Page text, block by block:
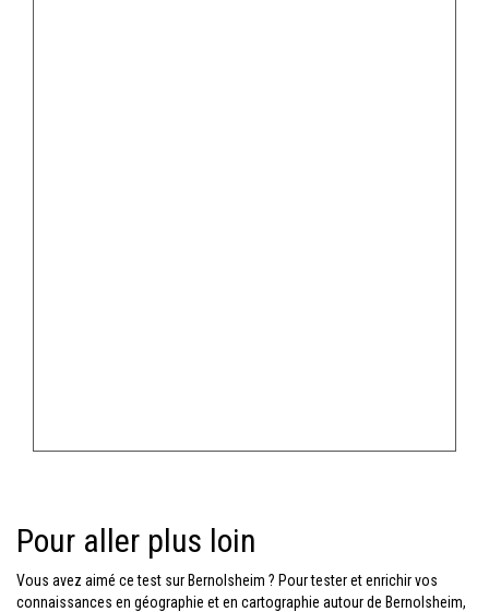
Pour aller plus loin
Vous avez aimé ce test sur Bernolsheim ? Pour tester et enrichir vos
connaissances en géographie et en cartographie autour de Bernolsheim,